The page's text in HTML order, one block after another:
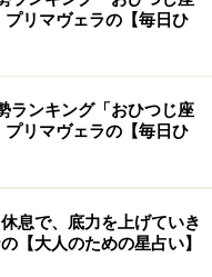
プリマヴェラの【毎日ひ
ランキング「おひつじ座
プリマヴェラの【毎日ひ
息で、底力を上げていき
【大人のための星占い】